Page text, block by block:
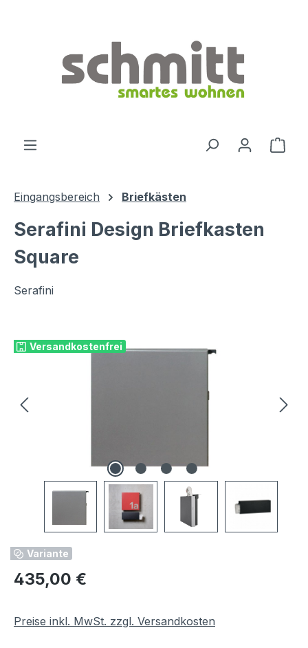
Eingangsbereich Briefkästen
Serafini Design Briefkasten
Square
Serafini
Versandkostenfrei
Variante
Regulärer Preis:
435,00 €
Preise inkl. MwSt. zzgl. Versandkosten